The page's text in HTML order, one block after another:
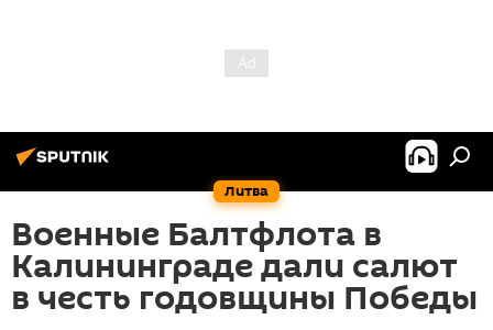
Литва
Военные Балтфлота в
Калининграде дали салют
в честь годовщины Победы